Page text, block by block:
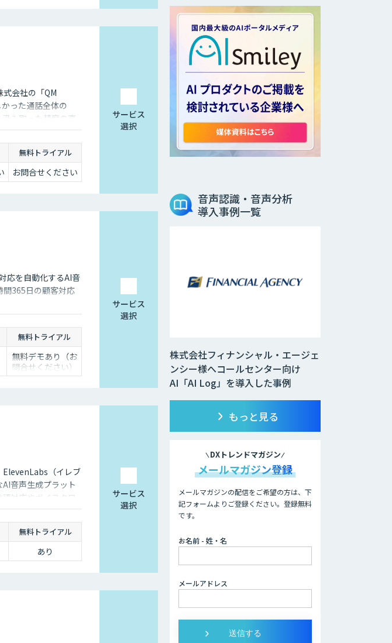
会社の「QM
った通話全体の
み取った精度の高
無料トライアル
お問合せください
サービス
選択
応を自動化するAI音
間365日の顧客対応
無料トライアル
無料デモあり（お
問合せください）
サービス
選択
ElevenLabs（イレブ
音声生成プラット
対応やボイスクロ
します。
無料トライアル
あり
サービス
選択
音声認識・音声分析
導入事例一覧
株式会社フィナンシャル・エージェ
ンシー様へコールセンター向け
AI「AI Log」を導入した事例
もっと見る
DXトレンドマガジン
メールマガジン登録
メールマガジンの配信をご希望の方は、下
記フォームよりご登録ください。登録無料
です。
お名前 - 姓・名
メールアドレス